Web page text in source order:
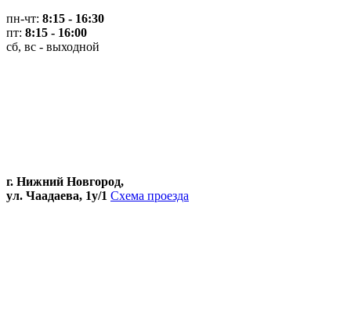
пн-чт: 8:15 - 16:30
пт: 8:15 - 16:00
сб, вс - выходной
г. Нижний Новгород,
ул. Чаадаева, 1у/1 Схема проезда